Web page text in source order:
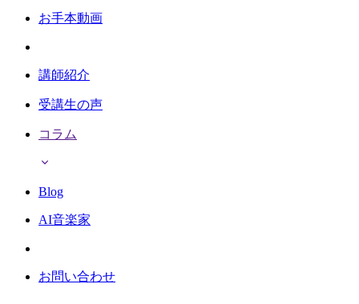
お手本動画
講師紹介
受講生の声
コラム
Blog
AI音楽家
お問い合わせ